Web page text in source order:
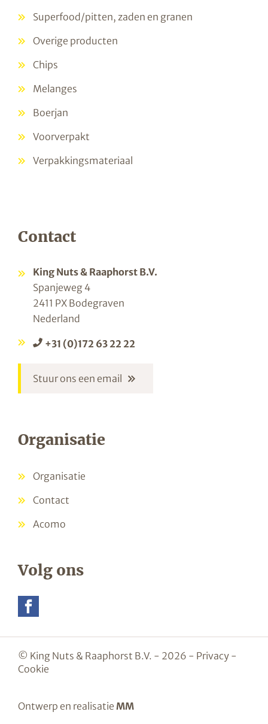
Superfood/pitten, zaden en granen
Overige producten
Chips
Melanges
Boerjan
Voorverpakt
Verpakkingsmateriaal
Contact
King Nuts & Raaphorst B.V.
Spanjeweg 4
2411 PX Bodegraven
Nederland
+31 (0)172 63 22 22
Stuur ons een email
Organisatie
Organisatie
Contact
Acomo
Volg ons
© King Nuts & Raaphorst B.V. - 2026 - Privacy -
Cookie
Ontwerp en realisatie MM